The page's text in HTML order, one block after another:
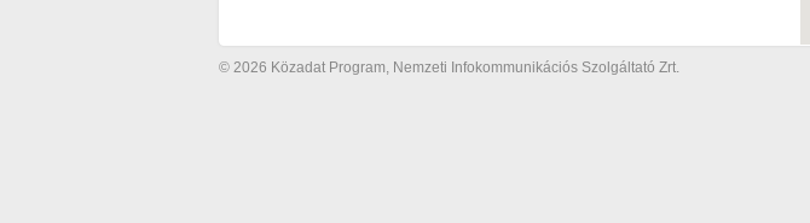
© 2026 Közadat Program, Nemzeti Infokommunikációs Szolgáltató Zrt.